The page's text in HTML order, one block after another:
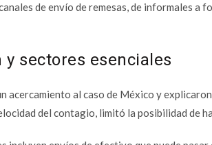
de envío de remesas, de informales
y sectores esenciales
acercamiento al caso de México y
del contagio, limitó la posibilidad de